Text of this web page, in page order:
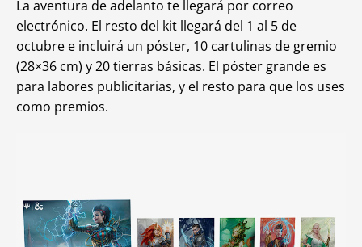
La aventura de adelanto te llegará por correo
electrónico. El resto del kit llegará del 1 al 5 de
octubre e incluirá un póster, 10 cartulinas de gremio
(28×36 cm) y 20 tierras básicas. El póster grande es
para labores publicitarias, y el resto para que los uses
como premios.